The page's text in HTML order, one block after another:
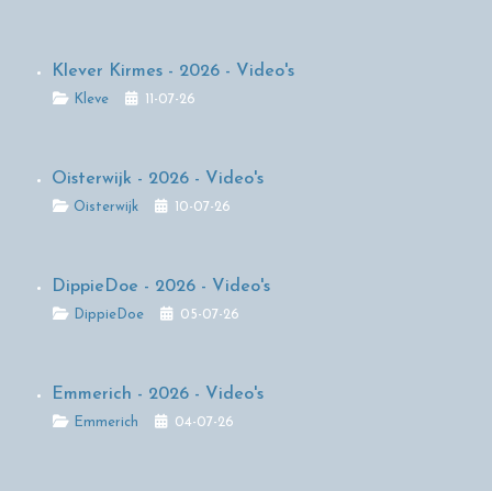
Klever Kirmes - 2026 - Video's
Details
Kleve 11-07-26
Oisterwijk - 2026 - Video's
DetailsOisterwijk 10-07-26
DippieDoe - 2026 - Video's
DetailsDippieDoe 05-07-26
Emmerich - 2026 - Video's
DetailsEmmerich 04-07-26